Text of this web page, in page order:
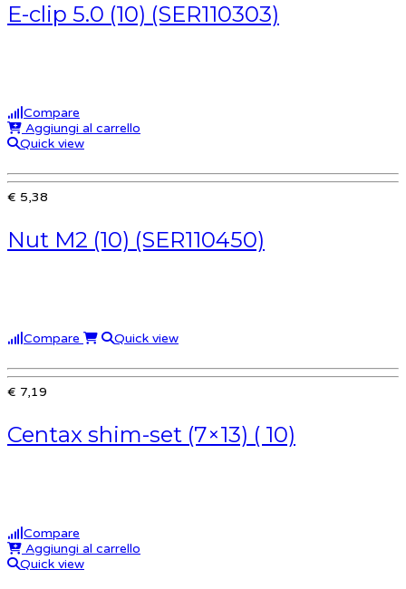
E-clip 5.0 (10) (SER110303)
Compare
Aggiungi al carrello
Quick view
€ 5,38
Nut M2 (10) (SER110450)
Compare Quick view
€ 7,19
Centax shim-set (7×13) ( 10)
Compare
Aggiungi al carrello
Quick view